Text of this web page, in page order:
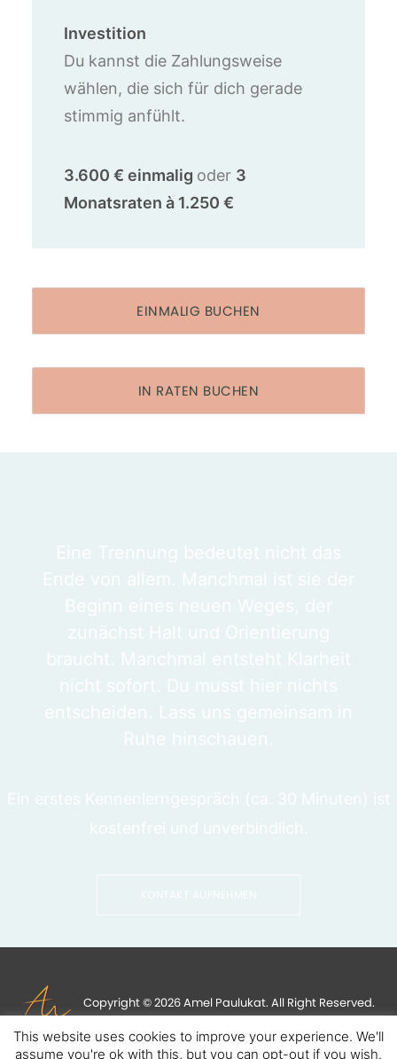
Investition
Du kannst die Zahlungsweise
wählen, die sich für dich gerade
stimmig anfühlt.
3.600 € einmalig oder 3
Monatsraten à 1.250 €
EINMALIG BUCHEN
IN RATEN BUCHEN
Copyright © 2026 Amel Paulukat. All Right Reserved.
This website uses cookies to improve your experience. We'll
assume you're ok with this, but you can opt-out if you wish.